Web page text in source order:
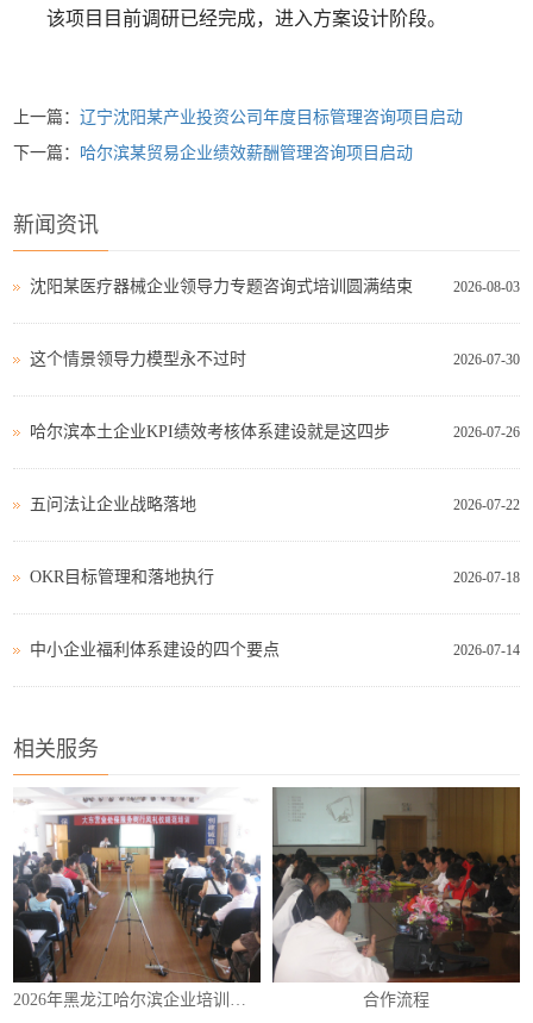
该项目目前调研已经完成，进入方案设计阶段。
上一篇：辽宁沈阳某产业投资公司年度目标管理咨询项目启动
下一篇： 哈尔滨某贸易企业绩效薪酬管理咨询项目启动
新闻资讯
2026-08-03
沈阳某医疗器械企业领导力专题咨询式培训圆满结束
2026-07-30
这个情景领导力模型永不过时
2026-07-26
哈尔滨本土企业KPI绩效考核体系建设就是这四步
2026-07-22
五问法让企业战略落地
2026-07-18
OKR目标管理和落地执行
2026-07-14
中小企业福利体系建设的四个要点
相关服务
2026年黑龙江哈尔滨企业培训（内训）课程表 合作流程